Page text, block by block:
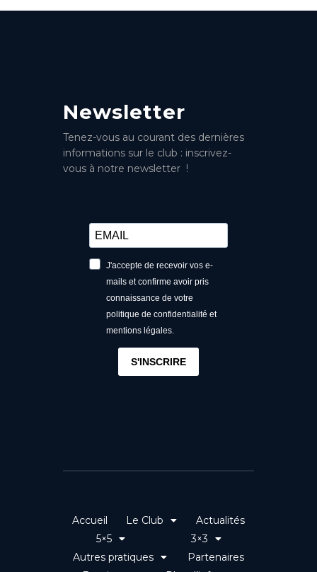
Newsletter
Tenez-vous au courant des dernières
informations sur le club : inscrivez-
vous à notre newsletter !
J'accepte de recevoir vos e-
mails et confirme avoir pris
connaissance de votre
politique de confidentialité et
mentions légales.
S'INSCRIRE
Accueil Le Club
Actualités
5×5
3×3
Autres pratiques
Partenaires